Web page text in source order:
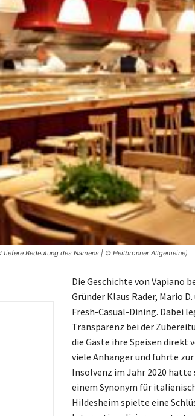
tiefere Bedeutung des Namens | © Heilbronner Allgemeine)
Die Geschichte von Vapiano
Gründer Klaus Rader, Mario
Fresh-Casual-Dining. Dabei
Transparenz bei der
die Gäste ihre Speisen
viele Anhänger und führte
Insolvenz im Jahr 2020
einem Synonym für
Hildesheim spielte eine